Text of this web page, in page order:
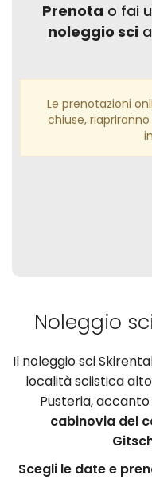
Prenota o fai
noleggio sci
Le prenotazioni
chiuse,
Noleggio
Il noleggio sci
località sciistica
Pusteria, accanto
cabinovia del
Scegli le date e